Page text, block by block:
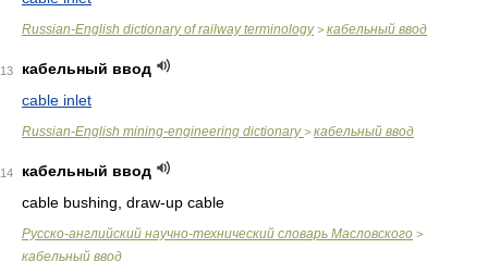
Russian-English dictionary of railway terminology> кабельный ввод
13
кабельный ввод
cable inlet
Russian-English mining-engineering dictionary> кабельный ввод
14
кабельный ввод
cable bushing, draw-up cable
Русско-английский научно-технический словарь Масловского >
кабельный ввод